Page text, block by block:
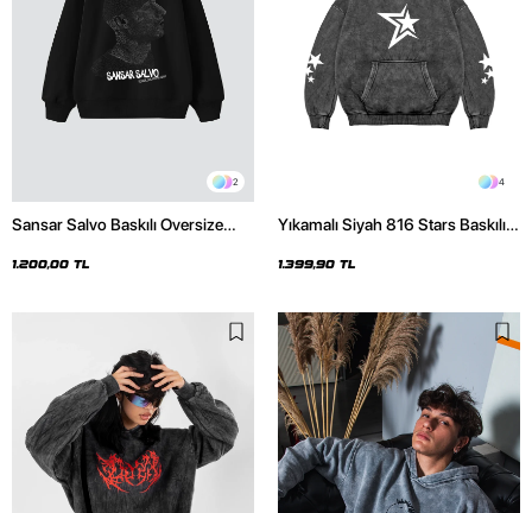
2
Sansar Salvo Baskılı Oversize
1.200,00 TL
4
Yıkamalı Siyah 816 Stars Baskılı
1.399,90 TL